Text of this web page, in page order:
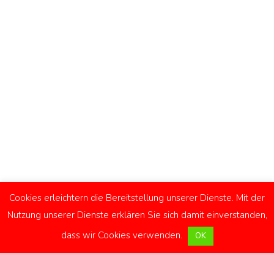
Impressum Kontakt
Datenschutzerklärung
Cookies erleichtern die Bereitstellung unserer Dienste. Mit der
Nutzung unserer Dienste erklären Sie sich damit einverstanden,
dass wir Cookies verwenden.
OK